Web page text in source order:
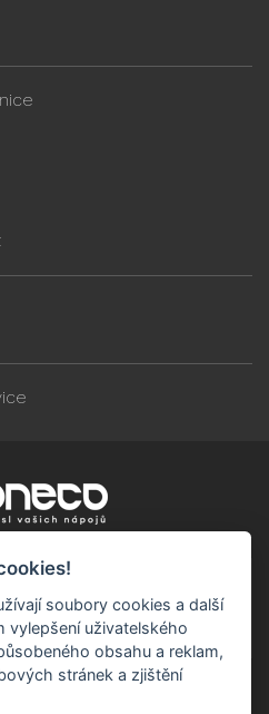
soubory cookies a další
vylepšení uživatelského
obsahu a reklam,
stránek a zjištění